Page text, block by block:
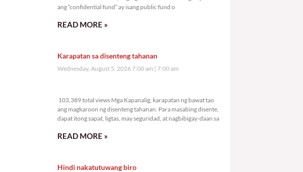
ang “confidential fund” ay isang public fund o
READ MORE »
Karapatan sa disenteng tahanan
Wednesday, August 5, 2026 7:00 am 7:00 am
103,389 total views Mga Kapanalig, karapatan ng bawat tao
ang magkaroon ng disenteng tahanan. Para masabing disente,
dapat itong sapat, ligtas, may seguridad, at nagbibigay-daan sa
READ MORE »
Hindi nakatutuwang biro